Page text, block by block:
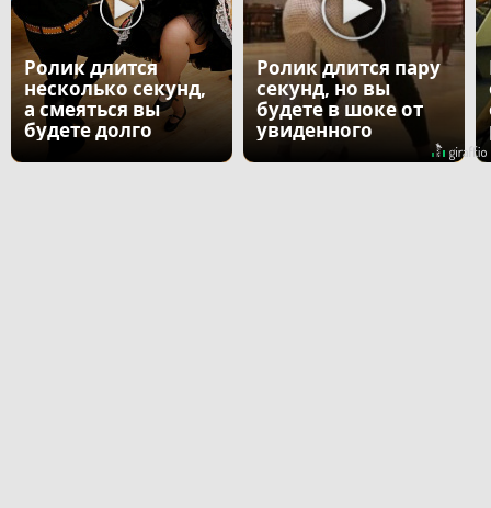
Ролик длится
несколько секунд,
а смеяться вы
будете долго
Ролик длится пару
секунд, но вы
будете в шоке от
увиденного